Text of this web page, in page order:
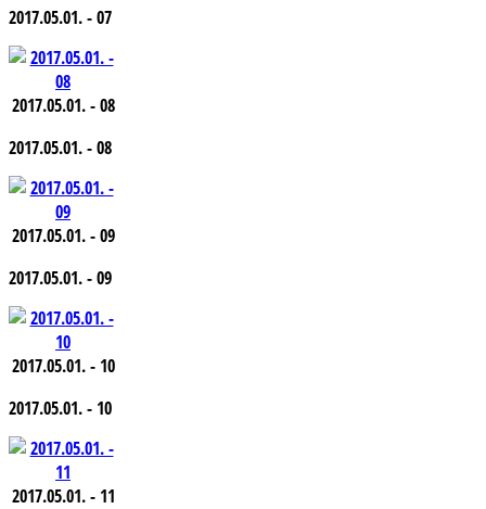
2017.05.01. - 07
2017.05.01. - 08
2017.05.01. - 08
2017.05.01. - 09
2017.05.01. - 09
2017.05.01. - 10
2017.05.01. - 10
2017.05.01. - 11